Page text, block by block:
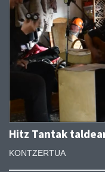
Hitz Tantak
KONTZERTUA